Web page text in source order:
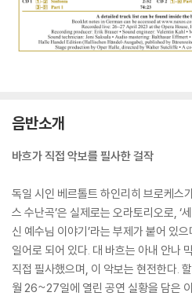
음반소개
바흐가 직접 악보를 필사한 걸작
독일 시인 베르톨트 하인리히 브로케스
스 수난곡’은 실제로는 오라토리오로, ‘
신 예수님 이야기’라는 부제가 붙어 있
일어로 되어 있다. 대 바흐는 아내 안나
직접 필사했으며, 이 악보는 현전한다.
월 26~27일에 열린 공연 실황을 담은